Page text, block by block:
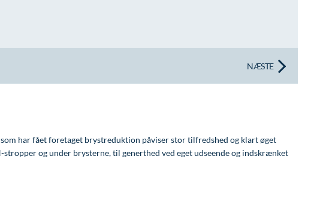
NÆSTE
har fået foretaget brystreduktion påviser stor tilfredshed og klart øget
og under brysterne, til generthed ved eget udseende og indskrænket